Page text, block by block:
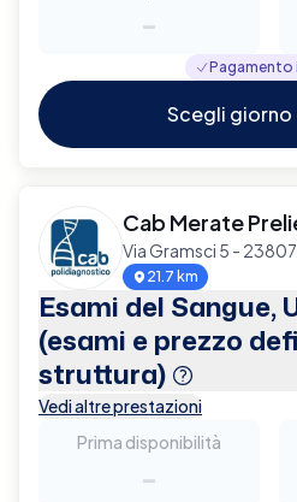
-
Pagamento
Scegli giorno
Cab Merate
Via Gramsci 5 -
21.7 km
Esami del Sangue,
(esami e prezzo
struttura)
Vedi altre prestazioni
Prima disponibilità
-